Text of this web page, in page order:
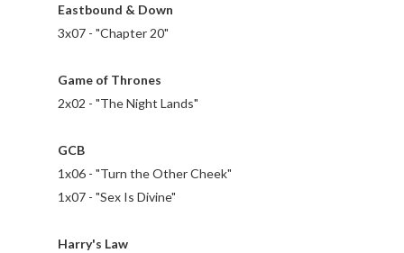
Eastbound & Down
3x07 - "Chapter 20"
Game of Thrones
2x02 - "The Night Lands"
GCB
1x06 - "Turn the Other Cheek"
1x07 - "Sex Is Divine"
Harry's Law